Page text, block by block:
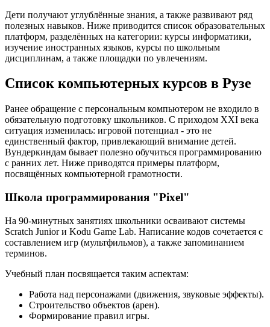
Дети получают углублённые знания, а также развивают ряд
полезных навыков. Ниже приводится список образовательных
платформ, разделённых на категории: курсы информатики,
изучение иностранных языков, курсы по школьным
дисциплинам, а также площадки по увлечениям.
Список компьютерных курсов в Рузе
Ранее обращение с персональным компьютером не входило в
обязательную подготовку школьников. С приходом XXI века
ситуация изменилась: игровой потенциал - это не
единственный фактор, привлекающий внимание детей.
Вундеркиндам бывает полезно обучиться программированию
с ранних лет. Ниже приводятся примеры платформ,
посвящённых компьютерной грамотности.
Школа программирования "Pixel"
На 90-минутных занятиях школьники осваивают системы
Scratch Junior и Kodu Game Lab. Написание кодов сочетается с
составлением игр (мультфильмов), а также запоминанием
терминов.
Учебный план посвящается таким аспектам:
Работа над персонажами (движения, звуковые эффекты).
Строительство объектов (арен).
Формирование правил игры.